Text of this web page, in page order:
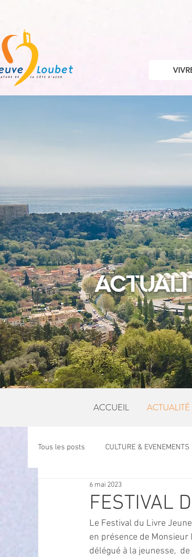
ACCUEIL ACTUALITÉ
Tous les posts CULTURE & EVENEMENTS
OFFRES D'EMPLOI
ECO MOBILITE
FESTIVAL
6 mai 2023
Le Festival du Livre
en présence de Monsieur
délégué à la jeunesse,